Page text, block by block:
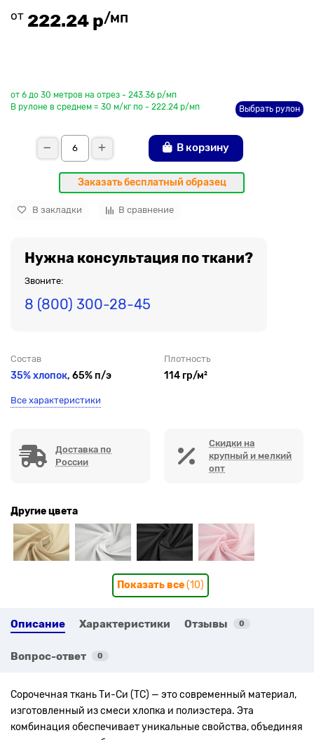
от 222.24 р/мп
от 6 до 30 метров на отрез - 243.36 р/мп
В рулоне в среднем = 30 м/кг по - 222.24 р/мп
Выбрать рулон
В корзину
Заказать бесплатный образец
В закладки В сравнение
Нужна консультация по ткани?
Звоните:
8 (800) 300-28-45
Состав
35% хлопок, 65% п/э
Плотность
114 гр/м²
Все характеристики
Доставка по
России
Скидки на
крупный и мелкий
опт
Другие цвета
Показать все(10)
Описание Характеристики Отзывы 0
Вопрос-ответ 0
Сорочечная ткань Ти-Си (TC) — это современный материал,
изготовленный из смеси хлопка и полиэстера. Эта
комбинация обеспечивает уникальные свойства, объединяя